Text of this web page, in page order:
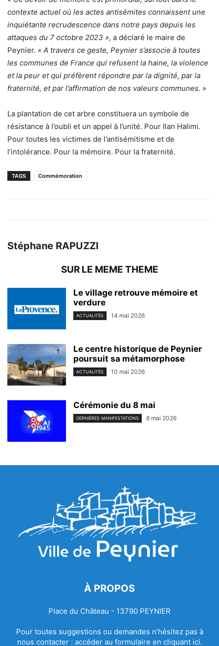
contexte actuel où les actes antisémites connaissent une
inquiétante recrudescence dans notre pays depuis les
attaques du 7 octobre 2023 », a déclaré le maire de
Peynier. « A travers ce geste, Peynier s’associe à toutes
les communes de France qui refusent la haine, la violence
et la peur et qui préfèrent répondre par la dignité, par la
fraternité, et par l’affirmation de nos valeurs communes. »
La plantation de cet arbre constituera un symbole de
résistance à l’oubli et un appel à l’unité. Pour Ilan Halimi.
Pour toutes les victimes de l’antisémitisme et de
l’intolérance. Pour la mémoire. Pour la fraternité.
TAGS Commémoration
Stéphane RAPUZZI
SUR LE MEME THEME
Le village retrouve mémoire et
verdure
ACTUALITÉS 14 mai 2026
Le centre historique de Peynier
poursuit sa métamorphose
ACTUALITÉS 10 mai 2026
Cérémonie du 8 mai
DERNIÈRES MANIFESTATIONS 8 mai 2026
À PROPOS
Place du Château - 13790 PEYNIER
Pour toutes suggestions ou demandes n’hésitez pas à
nous contacter : accéder au formulaire en cliquant ici.